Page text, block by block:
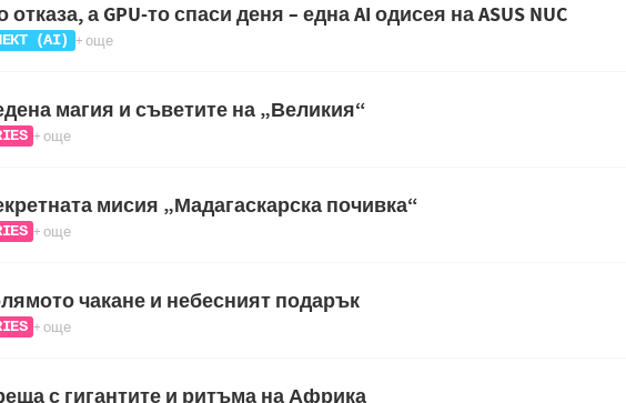
отказа, а GPU-то спаси деня – една AI одисея на ASUS NUC
(AI) + още
магия и съветите на „Великия“
+ още
мисия „Мадагаскарска почивка“
+ още
чакане и небесният подарък
+ още
с гигантите и ритъма на Африка